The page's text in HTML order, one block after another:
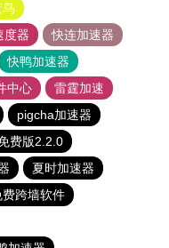
鸟
度器
快连加速器
快鸭加速器
中心
雷霆加速
pigcha加速器
费版2.2.0
夏时加速器
费跨墙软件